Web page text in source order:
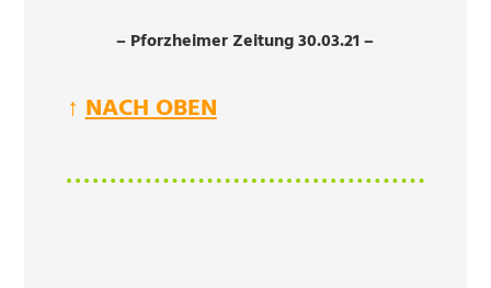
– Pforzheimer Zeitung 30.03.21 –
↑NACH OBEN